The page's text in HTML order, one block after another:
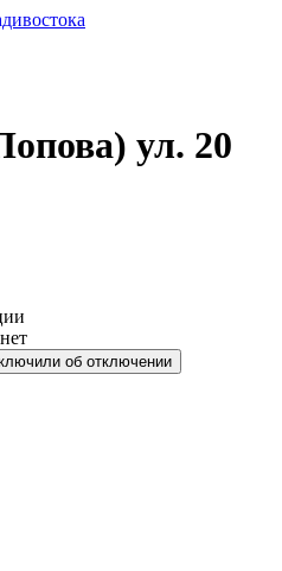
ул. 20
нет
об отключении